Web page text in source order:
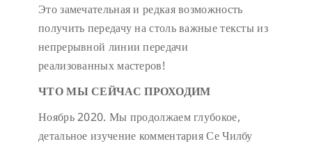
Это замечательная и редкая возможность
получить передачу на столь важные тексты из
непрерывной линии передачи
реализованных мастеров!
ЧТО МЫ СЕЙЧАС ПРОХОДИМ
Ноябрь 2020. Мы продолжаем глубокое,
детальное изучение комментария Се Чилбу